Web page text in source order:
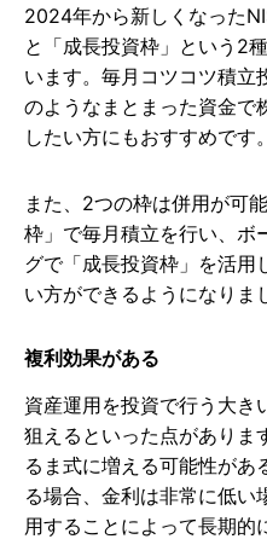
2024年から新しくなった
と「成長投資枠」という2
います。毎月コツコツ積立
のようなまとまった資金で
したい方にもおすすめです。
また、2つの枠は併用が可
枠」で毎月積立を行い、ボ
グで「成長投資枠」を活用
い方ができるようになりま
複利効果がある
資産運用を投資で行う大き
狙えるといった点がありま
るま式に増える可能性があ
る場合、金利は非常に低い
用することによって長期的